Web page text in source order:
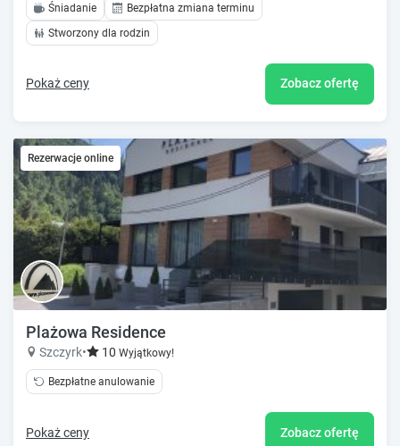
Śniadanie
Bezpłatna zmiana terminu
Stworzony dla rodzin
Pokaż ceny Zobacz ofertę
Rezerwacje online
Plażowa Residence
Szczyrk• 10 Wyjątkowy!
Bezpłatne anulowanie
Pokaż ceny Zobacz ofertę